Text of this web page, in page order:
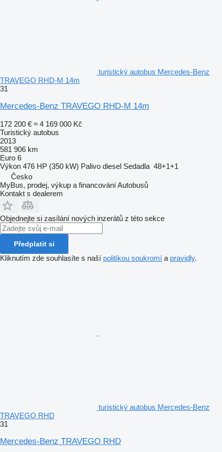
turistický autobus Mercedes-Benz
TRAVEGO RHD-M 14m
31
Mercedes-Benz TRAVEGO RHD-M 14m
172 200 € ≈ 4 169 000 Kč
Turistický autobus
2013
581 906 km
Euro 6
Výkon 476 HP (350 kW) Palivo diesel Sedadla 48+1+1
Česko
MyBus, prodej, výkup a financování Autobusů
Kontakt s dealerem
Objednejte si zasílání nových inzerátů z této sekce
Předplatit si
Kliknutím zde souhlasíte s naší politikou soukromí a pravidly.
turistický autobus Mercedes-Benz
TRAVEGO RHD
31
Mercedes-Benz TRAVEGO RHD